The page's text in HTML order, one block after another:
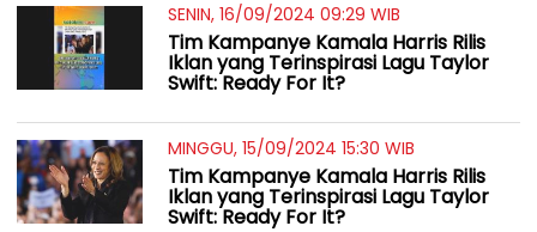
SENIN, 16/09/2024 09:29 WIB
Tim Kampanye Kamala Harris Rilis
Iklan yang Terinspirasi Lagu Taylor
Swift: Ready For It?
MINGGU, 15/09/2024 15:30 WIB
Tim Kampanye Kamala Harris Rilis
Iklan yang Terinspirasi Lagu Taylor
Swift: Ready For It?